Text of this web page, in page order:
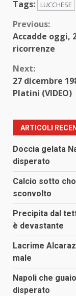
Tags:
LUCCHESE
Continue
Reading
Previous:
Accadde oggi,
ricorrenze
Next:
27 dicembre
Platini (VIDEO)
ARTICOLI
Doccia gelata
disperato
Calcio sotto
sconvolto
Precipita dal
è devastante
Lacrime
male
Napoli che
disperato